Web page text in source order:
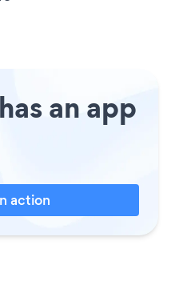
an app
action